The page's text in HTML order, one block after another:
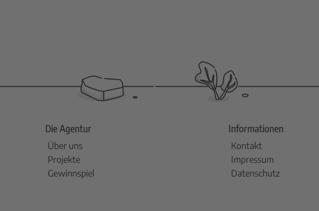
Die Agentur
Über uns
Projekte
Gewinnspiel
Informationen
Kontakt
Impressum
Datenschutz